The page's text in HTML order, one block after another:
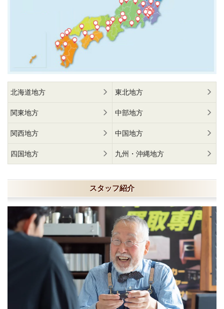
北海道地方 東北地方
関東地方 中部地方
関西地方 中国地方
四国地方 九州・沖縄地方
スタッフ紹介